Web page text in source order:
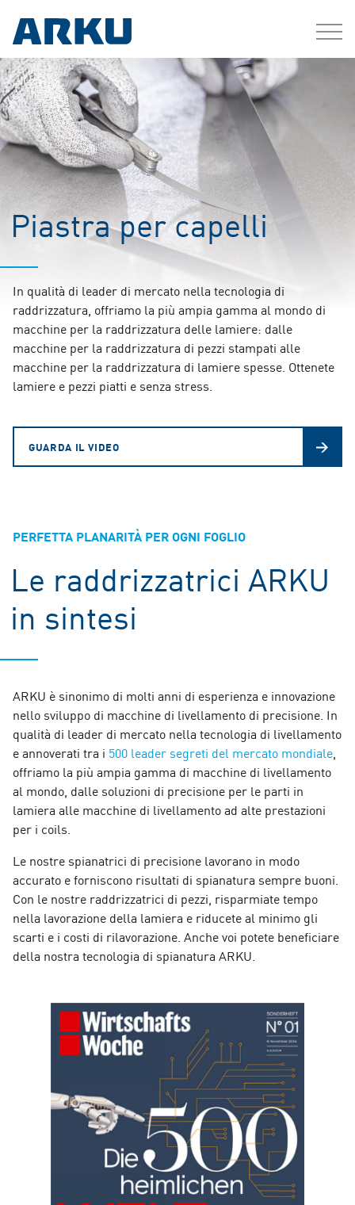
Piastra per capelli
In qualità di leader di mercato nella tecnologia di
raddrizzatura, offriamo la più ampia gamma al mondo di
macchine per la raddrizzatura delle lamiere: dalle
macchine per la raddrizzatura di pezzi stampati alle
macchine per la raddrizzatura di lamiere spesse. Ottenete
lamiere e pezzi piatti e senza stress.
GUARDA IL VIDEO
PERFETTA PLANARITÀ PER OGNI FOGLIO
Le raddrizzatrici ARKU
in sintesi
ARKU è sinonimo di molti anni di esperienza e innovazione
nello sviluppo di macchine di livellamento di precisione. In
qualità di leader di mercato nella tecnologia di livellamento
e annoverati tra i 500 leader segreti del mercato mondiale
offriamo la più ampia gamma di macchine di livellamento
al mondo, dalle soluzioni di precisione per le parti in
lamiera alle macchine di livellamento ad alte prestazioni
per i coils.
Le nostre spianatrici di precisione lavorano in modo
accurato e forniscono risultati di spianatura sempre buoni.
Con le nostre raddrizzatrici di pezzi, risparmiate tempo
nella lavorazione della lamiera e riducete al minimo gli
scarti e i costi di rilavorazione. Anche voi potete beneficiare
della nostra tecnologia di spianatura ARKU.